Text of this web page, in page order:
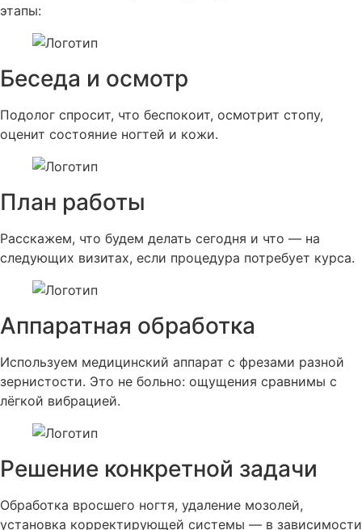
этапы:
Беседа и осмотр
Подолог спросит, что беспокоит, осмотрит стопу,
оценит состояние ногтей и кожи.
План работы
Расскажем, что будем делать сегодня и что — на
следующих визитах, если процедура потребует курса.
Аппаратная обработка
Используем медицинский аппарат с фрезами разной
зернистости. Это не больно: ощущения сравнимы с
лёгкой вибрацией.
Решение конкретной задачи
Обработка вросшего ногтя, удаление мозолей,
установка корректирующей системы — в зависимости